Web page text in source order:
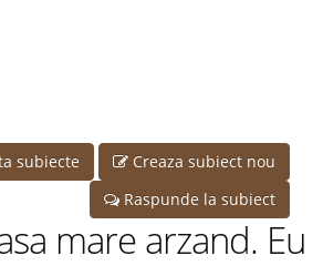
subiecte
Creaza subiect nou
Raspunde la subiect
mare arzand. Eu